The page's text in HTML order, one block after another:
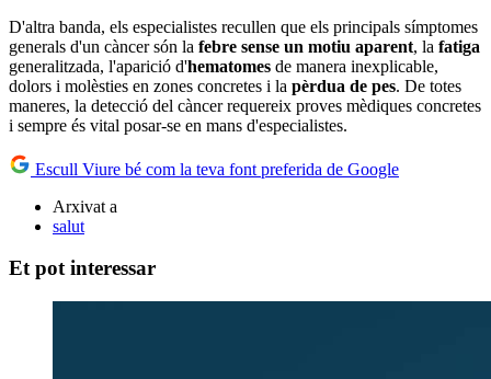
D'altra banda, els especialistes recullen que els principals símptomes
generals d'un càncer són la febre sense un motiu aparent, la fatiga
generalitzada, l'aparició d'hematomes de manera inexplicable,
dolors i molèsties en zones concretes i la pèrdua de pes. De totes
maneres, la detecció del càncer requereix proves mèdiques concretes
i sempre és vital posar-se en mans d'especialistes.
Escull Viure bé com la teva font preferida de Google
Arxivat a
salut
Et pot interessar